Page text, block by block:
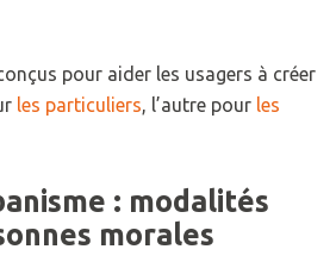
pour aider les usagers à créer
les particuliers, l’autre pour les
: modalités
morales